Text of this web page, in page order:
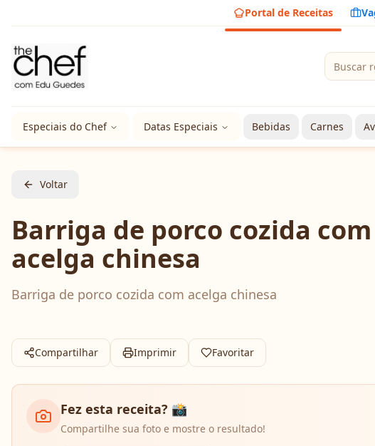
Portal de Receitas
Especiais do Chef Datas Especiais Bebidas Carnes
Voltar
Barriga de porco cozida com
acelga chinesa
Barriga de porco cozida com acelga chinesa
Compartilhar Imprimir Favoritar
Fez esta receita? 📸
Compartilhe sua foto e mostre o resultado!